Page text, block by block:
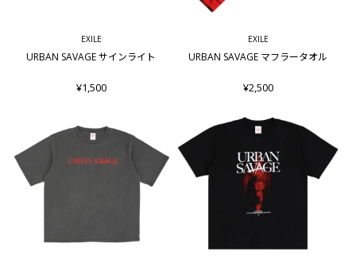
EXILE
URBAN SAVAGE サインライト
¥1,500
EXILE
URBAN SAVAGE マフラータオル
¥2,500